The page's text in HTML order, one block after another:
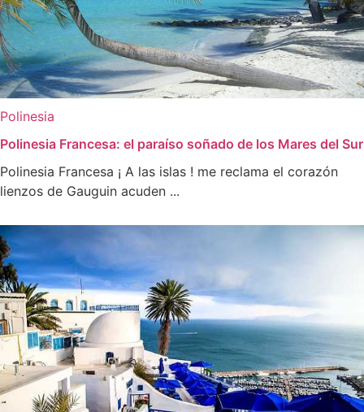
Polinesia
Polinesia Francesa: el paraíso soñado de los Mares del Sur
Polinesia Francesa ¡ A las islas ! me reclama el corazón
lienzos de Gauguin acuden ...